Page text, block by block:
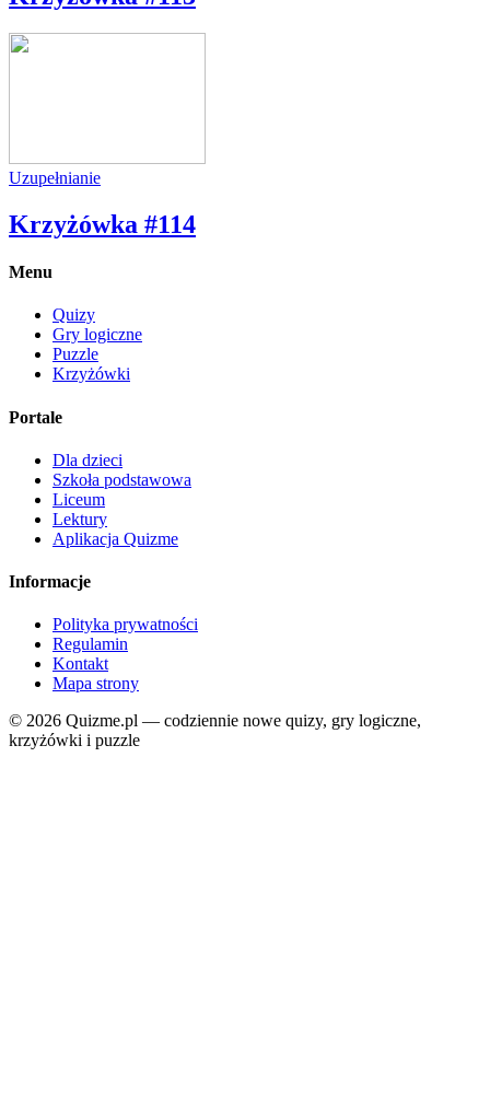
Uzupełnianie
Krzyżówka #114
Menu
Quizy
Gry logiczne
Puzzle
Krzyżówki
Portale
Dla dzieci
Szkoła podstawowa
Liceum
Lektury
Aplikacja Quizme
Informacje
Polityka prywatności
Regulamin
Kontakt
Mapa strony
© 2026 Quizme.pl — codziennie nowe quizy, gry logiczne,
krzyżówki i puzzle